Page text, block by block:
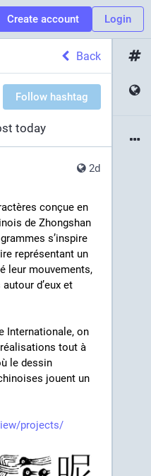
Create account Login
Back
Follow hashtag
today
2d
conçue en
de Zhongshan
s’inspire
représentant un
leur mouvements,
d’eux et
Internationale, on
tout à
le dessin
jouent un
projects/